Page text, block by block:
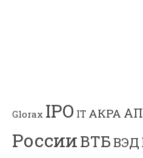
Glorax IPO IT АКРА
РоссииВТБВЭД